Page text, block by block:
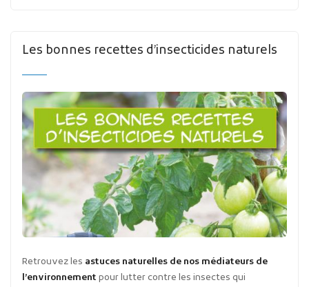
Les bonnes recettes d’insecticides naturels
Retrouvez les astuces naturelles de nos médiateurs de
l’environnement pour lutter contre les insectes qui